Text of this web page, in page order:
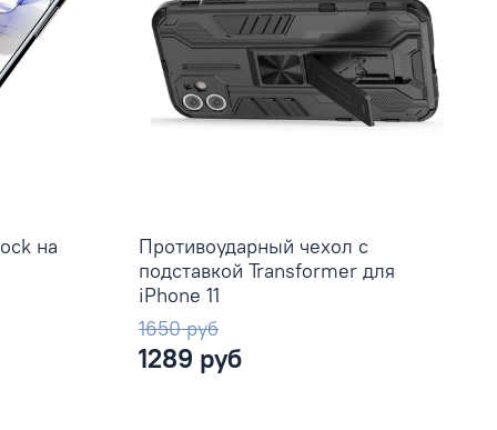
на
Противоударный чехол с
подставкой Transformer для
iPhone 11
1650 руб
1289 руб